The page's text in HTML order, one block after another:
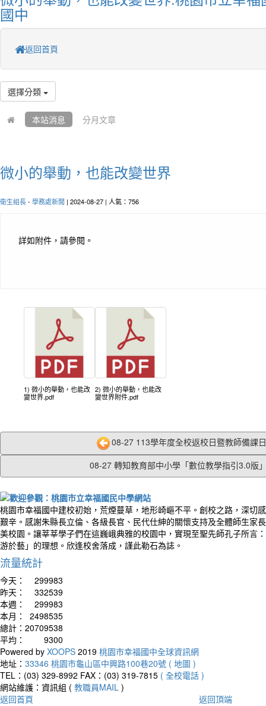
國中
返回首頁
選擇分類
本站消息 分月文章
微小的舉動，也能改變世界
衛生組長- 學務處新聞 | 2024-08-27 | 人氣：756
詳如附件，請參閱。
1) 微小的舉動，也能改
變世界.pdf
2) 微小的舉動，也能改
變世界附件.pdf
08-27 113學年度全校返校日暨教師備課
08-27 轉知教育部中小學「數位教學指引3.0版
桃園市幸福國中建校初始，荒煙蔓草，地形崎嶇不平。創校之路，深切
艱辛。感謝朱縣長立倫、各級長官、民代仕紳的關懷支持及全體師生家
美校園。讓莘莘學子們在這巍峨典雅的校園中，實現至聖先師孔子所言
游於藝」的理想。欣逢校舍落成，謹此勒石為誌。
流量統計
今天：
299983
昨天：
332539
本週：
299983
本月：
2498535
總計： 20709538
平均：
9300
Powered by XOOPS 2019 桃園市幸福國中全球資訊網
地址： 33346 桃園市龜山區中興路100巷20號 ( 地圖 )
TEL：(03) 329-8992 FAX：(03) 319-7815 ( 全校電話 )
網站維護：資訊組 ( 教職員MAIL )
返回首頁
返回頂端